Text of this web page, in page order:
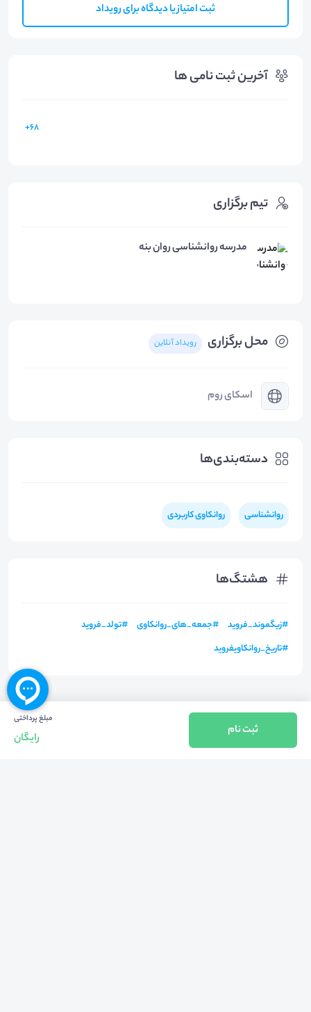
ثبت امتیاز یا دیدگاه برای رویداد
آخرین ثبت نامی ها
68+
محل برگزاری رویداد آنلاین
اسکای روم
دسته‌بندی‌ها
روانشناسی روانکاوی کاربردی
هشتگ‌ها
#زیگموند_فروید #جمعه_های_روانکاوی #تولد_فروید
#تاریخ_روانکاویفروید
تیم برگزاری
مدرسه روانشناسی روان بنه
مبلغ پرداختی
رایگان
ثبت نام